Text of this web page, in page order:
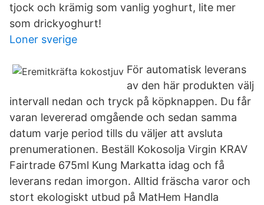
tjock och krämig som vanlig yoghurt, lite mer
som drickyoghurt!
Loner sverige
För automatisk leverans
av den här produkten välj
intervall nedan och tryck på köpknappen. Du får
varan levererad omgående och sedan samma
datum varje period tills du väljer att avsluta
prenumerationen. Beställ Kokosolja Virgin KRAV
Fairtrade 675ml Kung Markatta idag och få
leverans redan imorgon. Alltid fräscha varor och
stort ekologiskt utbud på MatHem Handla